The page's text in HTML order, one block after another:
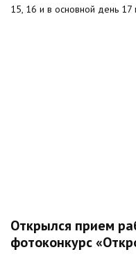
15, 16 и в основной день 17
Открылся прием
фотоконкурс